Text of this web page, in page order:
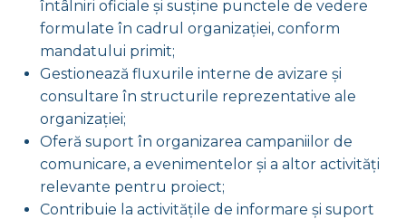
întâlniri oficiale și susține punctele de vedere
formulate în cadrul organizației, conform
mandatului primit;
Gestionează fluxurile interne de avizare și
consultare în structurile reprezentative ale
organizației;
Oferă suport în organizarea campaniilor de
comunicare, a evenimentelor și a altor activități
relevante pentru proiect;
Contribuie la activitățile de informare și suport